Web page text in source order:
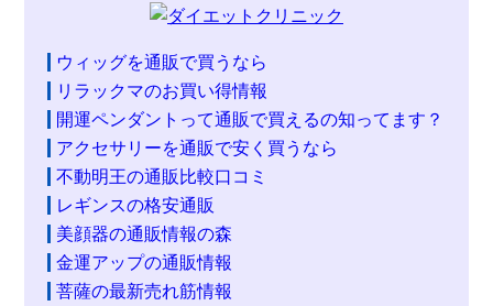
ウィッグを通販で買うなら
リラックマのお買い得情報
開運ペンダントって通販で買えるの知ってます？
アクセサリーを通販で安く買うなら
不動明王の通販比較口コミ
レギンスの格安通販
美顔器の通販情報の森
金運アップの通販情報
菩薩の最新売れ筋情報